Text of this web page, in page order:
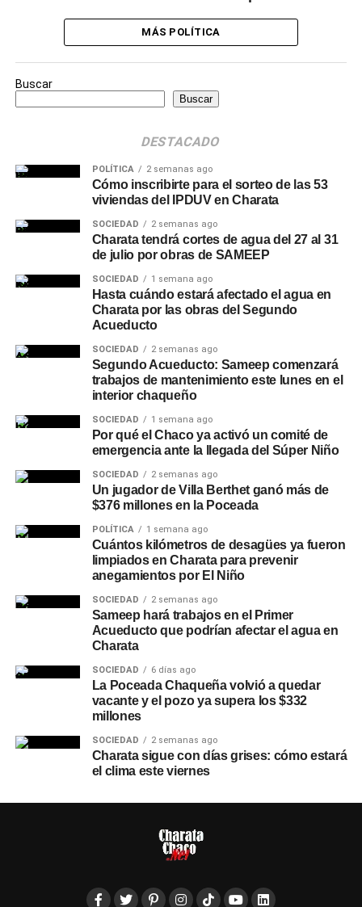
MÁS POLÍTICA
Buscar
Buscar
DESTACADO
POLÍTICA 2 semanas ago
Cómo inscribirte para el sorteo de las 53
viviendas del IPDUV en Charata
SOCIEDAD 2 semanas ago
Charata tendrá cortes de agua del 27 al 31
de julio por obras de SAMEEP
SOCIEDAD 1 semana ago
Hasta cuándo estará afectado el agua en
Charata por las obras del Segundo
Acueducto
SOCIEDAD 2 semanas ago
Segundo Acueducto: Sameep comenzará
trabajos de mantenimiento este lunes en el
interior chaqueño
SOCIEDAD 1 semana ago
Por qué el Chaco ya activó un comité de
emergencia ante la llegada del Súper Niño
SOCIEDAD 2 semanas ago
Un jugador de Villa Berthet ganó más de
$376 millones en la Poceada
POLÍTICA 1 semana ago
Cuántos kilómetros de desagües ya fueron
limpiados en Charata para prevenir
anegamientos por El Niño
SOCIEDAD 2 semanas ago
Sameep hará trabajos en el Primer
Acueducto que podrían afectar el agua en
Charata
SOCIEDAD 6 días ago
La Poceada Chaqueña volvió a quedar
vacante y el pozo ya supera los $332
millones
SOCIEDAD 2 semanas ago
Charata sigue con días grises: cómo estará
el clima este viernes